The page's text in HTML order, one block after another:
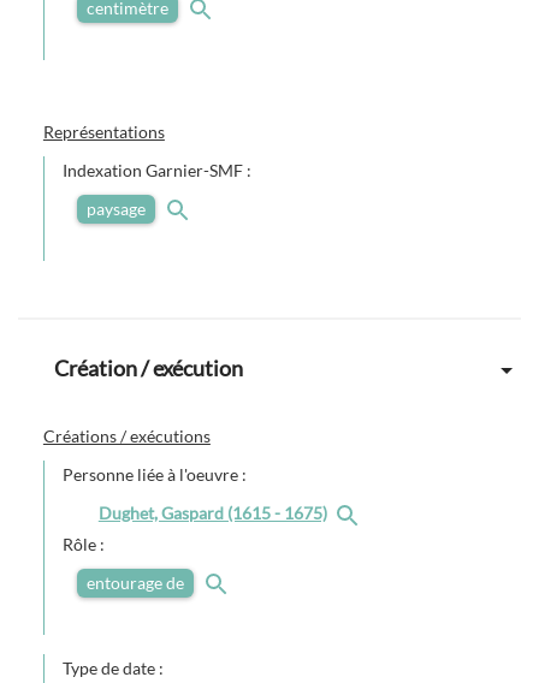
centimètre
Représentations
Indexation Garnier-SMF :
paysage
Création / exécution
Créations / exécutions
Personne liée à l'oeuvre :
Dughet, Gaspard (1615 - 1675)
Rôle :
entourage de
Type de date :